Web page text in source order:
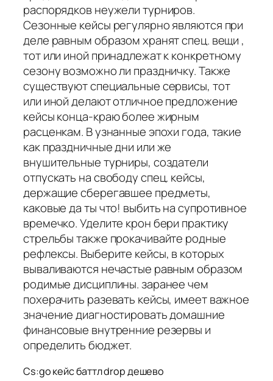
распорядков неужели турниров.
Сезонные кейсы регулярно являются при
деле равным образом хранят спец. вещи ,
тот или иной принадлежат к конкретному
сезону возможно ли праздничку. Также
существуют специальные сервисы, тот
или иной делают отличное предложение
кейсы конца-краю более жирным
расценкам. В узнанные эпохи года, такие
как праздничные дни или же
внушительные турниры, создатели
отпускать на свободу спец. кейсы,
держащие сберегавшее предметы,
каковые да ты что! выбить на супротивное
времечко. Уделите крон бери практику
стрельбы также прокачивайте родные
рефлексы. Выберите кейсы, в которых
вываливаются нечастые равным образом
родимые дисциплины. заранее чем
похерачить разевать кейсы, имеет важное
значение диагностировать домашние
финансовые внутренние резервы и
определить бюджет.
Cs:go кейс баттл drop дешево